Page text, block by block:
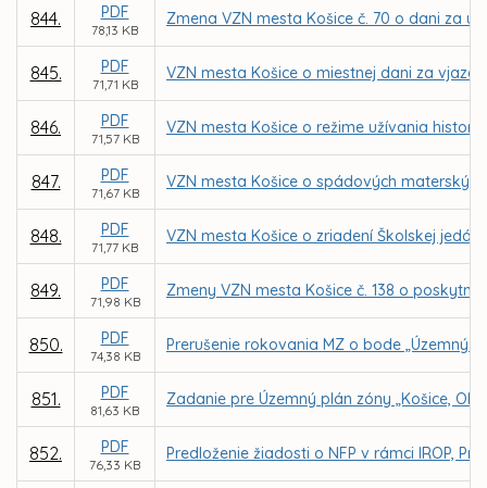
844. PDF
78,13 KB
Zmena VZN mesta Košice č. 70 o dani za
845. PDF
71,71 KB
VZN mesta Košice o miestnej dani za
846. PDF
71,57 KB
VZN mesta Košice o režime užívania
847. PDF
71,67 KB
VZN mesta Košice o spádových
848. PDF
71,77 KB
VZN mesta Košice o zriadení Školskej
849. PDF
71,98 KB
Zmeny VZN mesta Košice č. 138 o
850. PDF
74,38 KB
Prerušenie rokovania MZ o bode „Územný
851. PDF
81,63 KB
Zadanie pre Územný plán zóny „Košice,
852. PDF
76,33 KB
Predloženie žiadosti o NFP v rámci IROP,